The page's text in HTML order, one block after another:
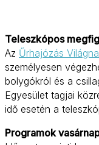
Teleszkópos
Az Űrhajózás
személyesen
bolygókról és a
Egyesület tagjai
idő esetén a
Programok